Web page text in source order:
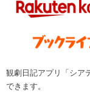
観劇日記アプリ「シア
できます。